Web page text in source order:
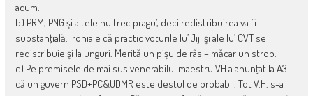
acum.
b) PRM, PNG şi altele nu trec pragu’, deci redistribuirea va fi
substanţială. Ironia e că practic voturile lu’ Jiji şi ale lu’ CVT se
redistribuie şi la unguri. Merită un pişu de râs – măcar un strop.
c) Pe premisele de mai sus venerabilul maestru VH a anunţat la A3
că un guvern PSD+PC&UDMR este destul de probabil. Tot V.H. s-a